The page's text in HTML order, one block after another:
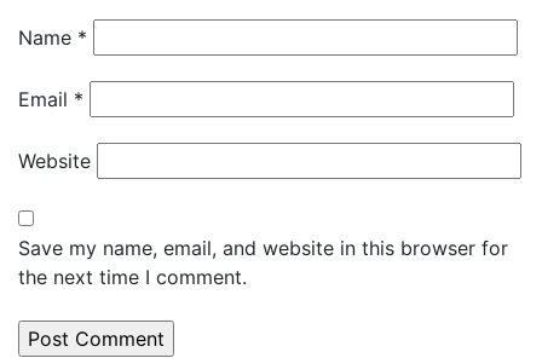
Name *
Email *
Website
Save my name, email, and website in this browser for
the next time I comment.